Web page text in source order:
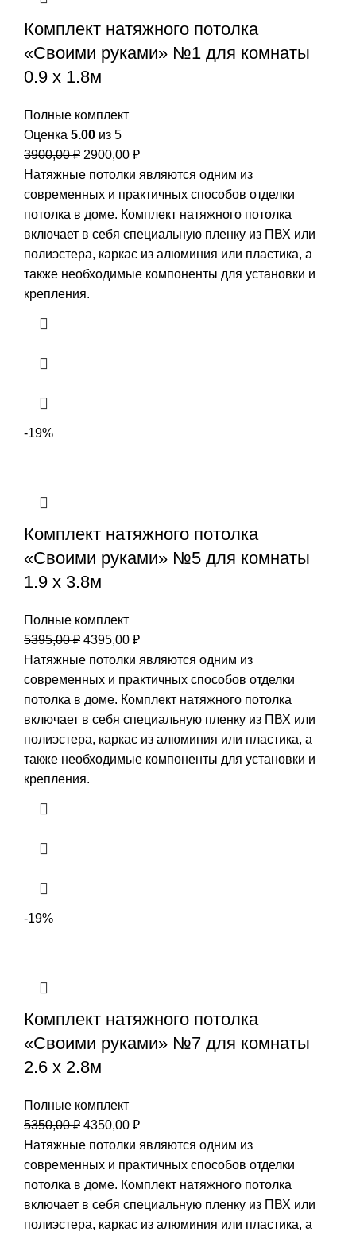
Комплект натяжного потолка
«Своими руками» №1 для комнаты
0.9 х 1.8м
Полные комплект
Оценка 5.00 из 5
3900,00₽ Первоначальная
цена
составляла
3900,00 ₽.
2900,00 ₽Текущая
цена:
2900,00 ₽.
Натяжные потолки являются одним из
современных и практичных способов отделки
потолка в доме. Комплект натяжного потолка
включает в себя специальную пленку из ПВХ или
полиэстера, каркас из алюминия или пластика, а
также необходимые компоненты для установки и
крепления.
-19%
Комплект натяжного потолка
«Своими руками» №5 для комнаты
1.9 х 3.8м
Полные комплект
5395,00₽ Первоначальная
цена
составляла
5395,00 ₽.
4395,00 ₽Текущая
цена:
4395,00 ₽.
Натяжные потолки являются одним из
современных и практичных способов отделки
потолка в доме. Комплект натяжного потолка
включает в себя специальную пленку из ПВХ или
полиэстера, каркас из алюминия или пластика, а
также необходимые компоненты для установки и
крепления.
-19%
Комплект натяжного потолка
«Своими руками» №7 для комнаты
2.6 х 2.8м
Полные комплект
5350,00₽ Первоначальная
цена
составляла
5350,00 ₽.
4350,00 ₽Текущая
цена:
4350,00 ₽.
Натяжные потолки являются одним из
современных и практичных способов отделки
потолка в доме. Комплект натяжного потолка
включает в себя специальную пленку из ПВХ или
полиэстера, каркас из алюминия или пластика, а